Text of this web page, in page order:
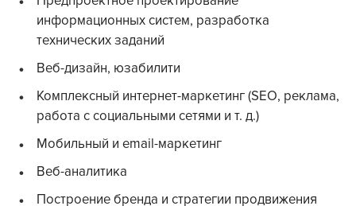
информационных систем, разработка
технических заданий
Веб-дизайн, юзабилити
Комплексный интернет-маркетинг (SEO, реклама,
работа с социальными сетями и т. д.)
Мобильный и email-маркетинг
Веб-аналитика
Построение бренда и стратегии продвижения